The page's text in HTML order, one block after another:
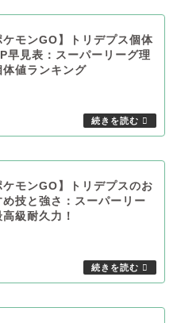
ケモンGO】トリデプス個体
早見表：スーパーリーグ理
体値ランキング
ケモンGO】トリデプスのお
め技と強さ：スーパーリー
高級耐久力！